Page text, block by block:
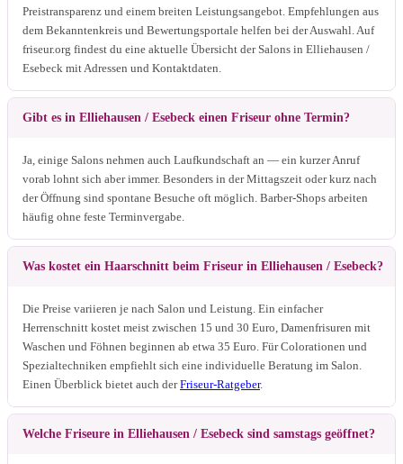
Preistransparenz und einem breiten Leistungsangebot. Empfehlungen aus
dem Bekanntenkreis und Bewertungsportale helfen bei der Auswahl. Auf
friseur.org findest du eine aktuelle Übersicht der Salons in Elliehausen /
Esebeck mit Adressen und Kontaktdaten.
Gibt es in Elliehausen / Esebeck einen Friseur ohne Termin?
Ja, einige Salons nehmen auch Laufkundschaft an — ein kurzer Anruf
vorab lohnt sich aber immer. Besonders in der Mittagszeit oder kurz nach
der Öffnung sind spontane Besuche oft möglich. Barber-Shops arbeiten
häufig ohne feste Terminvergabe.
Was kostet ein Haarschnitt beim Friseur in Elliehausen / Esebeck?
Die Preise variieren je nach Salon und Leistung. Ein einfacher
Herrenschnitt kostet meist zwischen 15 und 30 Euro, Damenfrisuren mit
Waschen und Föhnen beginnen ab etwa 35 Euro. Für Colorationen und
Spezialtechniken empfiehlt sich eine individuelle Beratung im Salon.
Einen Überblick bietet auch derFriseur-Ratgeber.
Welche Friseure in Elliehausen / Esebeck sind samstags geöffnet?